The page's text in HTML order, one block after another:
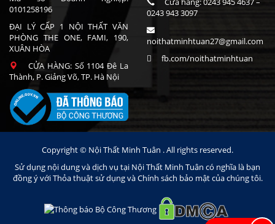
0101258196
ĐẠI LÝ CẤP 1 NỘI THẤT VĂN
PHÒNG THE ONE, FAMI, 190,
XUÂN HÒA
CỬA HÀNG: Số 1104 Đê La
Thành, P. Giảng Võ, TP. Hà Nội
0243 943 3097
noithatminhtuan27@gmail.com
fb.com/noithatminhtuan
Copyright © Nội Thất Minh Tuân . All rights reserved.
Sử dụng nội dung và dịch vụ tại Nội Thất Minh Tuân có nghĩa là bạn
đồng ý với Thỏa thuật sử dụng và Chính sách bảo mật của chúng tôi.